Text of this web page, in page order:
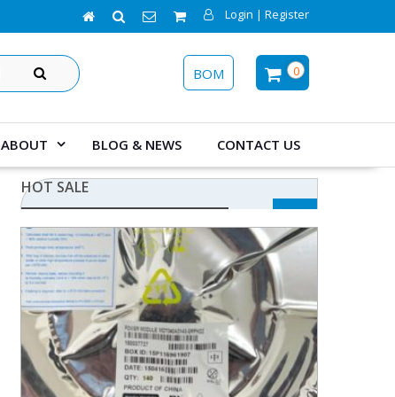
Login | Register
SEARCH
0
BOM
ABOUT BLOG & NEWS CONTACT US
HOT SALE